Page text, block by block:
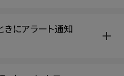
きにアラート通知